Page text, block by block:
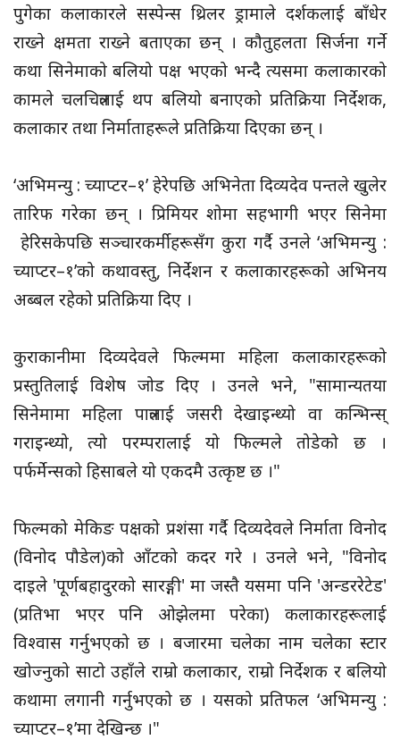
पुगेका कलाकारले सस्पेन्स थ्रिलर ड्रामाले दर्शकलाई बाँधेर
राख्ने क्षमता राख्ने बताएका छन् । कौतुहलता सिर्जना गर्ने
कथा सिनेमाको बलियो पक्ष भएको भन्दै त्यसमा कलाकारको
कामले चलचित्रलाई थप बलियो बनाएको प्रतिक्रिया निर्देशक,
कलाकार तथा निर्माताहरूले प्रतिक्रिया दिएका छन् ।
‘अभिमन्यु : च्याप्टर–१’ हेरेपछि अभिनेता दिव्यदेव पन्तले खुलेर
तारिफ गरेका छन् । प्रिमियर शोमा सहभागी भएर सिनेमा
हेरिसकेपछि सञ्चारकर्मीहरूसँग कुरा गर्दै उनले ‘अभिमन्यु :
च्याप्टर–१’को कथावस्तु, निर्देशन र कलाकारहरूको अभिनय
अब्बल रहेको प्रतिक्रिया दिए ।
कुराकानीमा दिव्यदेवले फिल्ममा महिला कलाकारहरूको
प्रस्तुतिलाई विशेष जोड दिए । उनले भने, "सामान्यतया
सिनेमामा महिला पात्रलाई जसरी देखाइन्थ्यो वा कन्भिन्स्
गराइन्थ्यो, त्यो परम्परालाई यो फिल्मले तोडेको छ ।
पर्फर्मेन्सको हिसाबले यो एकदमै उत्कृष्ट छ ।"
फिल्मको मेकिङ पक्षको प्रशंसा गर्दै दिव्यदेवले निर्माता विनोद
(विनोद पौडेल)को आँटको कदर गरे । उनले भने, "विनोद
दाइले 'पूर्णबहादुरको सारङ्गी' मा जस्तै यसमा पनि 'अन्डररेटेड'
(प्रतिभा भएर पनि ओझेलमा परेका) कलाकारहरूलाई
विश्वास गर्नुभएको छ । बजारमा चलेका नाम चलेका स्टार
खोज्नुको साटो उहाँले राम्रो कलाकार, राम्रो निर्देशक र बलियो
कथामा लगानी गर्नुभएको छ । यसको प्रतिफल ‘अभिमन्यु :
च्याप्टर–१’मा देखिन्छ ।"